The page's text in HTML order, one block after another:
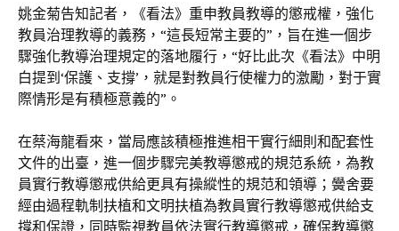
姚金菊告知記者，《看法》重申教員教導的懲戒權，強化
教員治理教導的義務，“這長短常主要的”，旨在進一個步
驟強化教導治理規定的落地履行，“好比此次《看法》中明
白提到‘保護、支撐’，就是對教員行使權力的激勵，對于實
際情形是有積極意義的”。
在蔡海龍看來，當局應該積極推進相干實行細則和配套性
文件的出臺，進一個步驟完美教導懲戒的規范系統，為教
員實行教導懲戒供給更具有操縱性的規范和領導；黌舍要
經由過程軌制扶植和文明扶植為教員實行教導懲戒供給支
撐和保證，同時監視教員依法實行教導懲戒，確保教導懲